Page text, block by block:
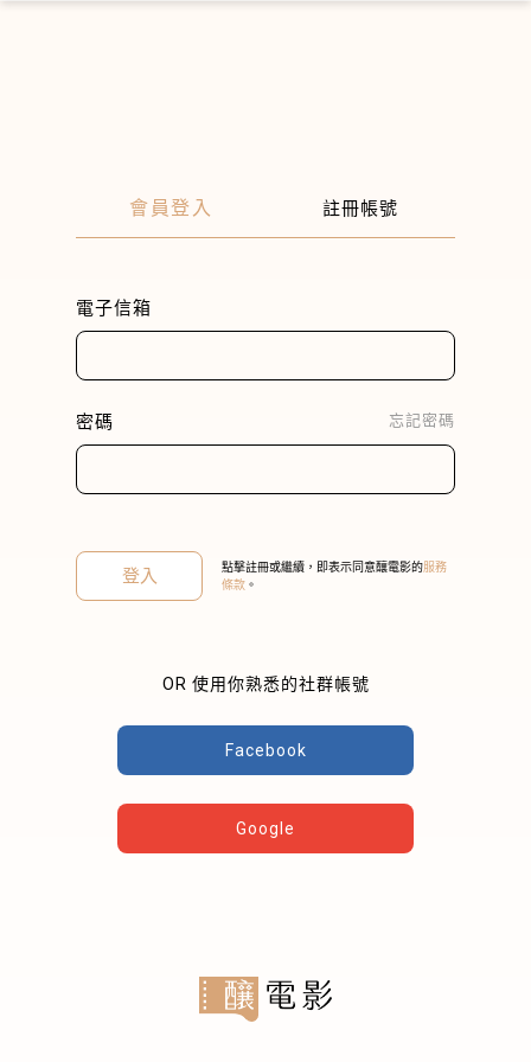
會員登入 註冊帳號
電子信箱
密碼 忘記密碼
登入 點擊註冊或繼續，即表示同意釀電影的服務
條款 。
OR 使用你熟悉的社群帳號
Facebook
Google